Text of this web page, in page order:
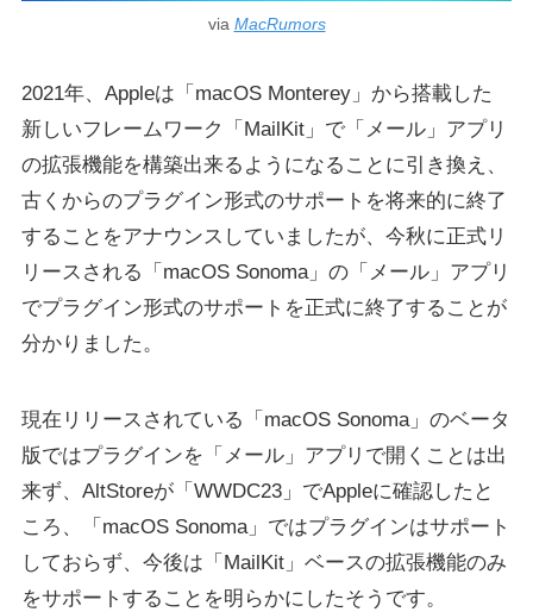
via MacRumors
2021年、Appleは「macOS Monterey」から搭載した
新しいフレームワーク「MailKit」で「メール」アプリ
の拡張機能を構築出来るようになることに引き換え、
古くからのプラグイン形式のサポートを将来的に終了
することをアナウンスしていましたが、今秋に正式リ
リースされる「macOS Sonoma」の「メール」アプリ
でプラグイン形式のサポートを正式に終了することが
分かりました。
現在リリースされている「macOS Sonoma」のベータ
版ではプラグインを「メール」アプリで開くことは出
来ず、AltStoreが「WWDC23」でAppleに確認したと
ころ、「macOS Sonoma」ではプラグインはサポート
しておらず、今後は「MailKit」ベースの拡張機能のみ
をサポートすることを明らかにしたそうです。